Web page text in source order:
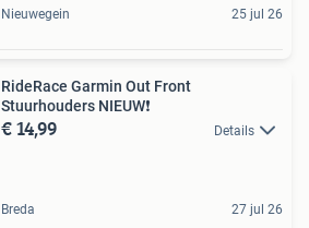
Nieuwegein 25 jul 26
RideRace Garmin Out Front
Stuurhouders NIEUW❗
€ 14,99 Details
Breda 27 jul 26